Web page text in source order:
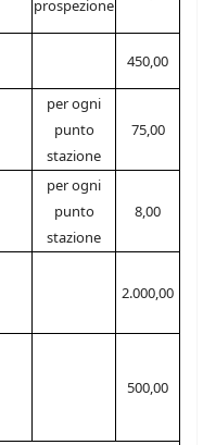
prospezione
450,00
per ogni
punto
stazione
75,00
per ogni
punto
stazione
8,00
2.000,00
500,00